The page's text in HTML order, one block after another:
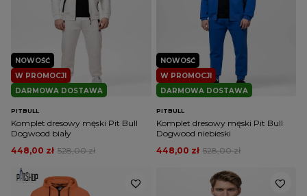
W PROMOCJI
NOWOŚĆ
DARMOWA DOSTAWA
PITBULL
Komplet dresowy męski Pit Bull
Dogwood biały
528,00 zł
448,00 zł
W PROMOCJI
NOWOŚĆ
DARMOWA DOSTAWA
PITBULL
Komplet dresowy męski Pit Bull
Dogwood niebieski
528,00 zł
448,00 zł